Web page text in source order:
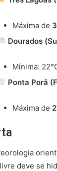
Máxima de
Dourados
Mínima:
Ponta Porã
Máxima de
deve se